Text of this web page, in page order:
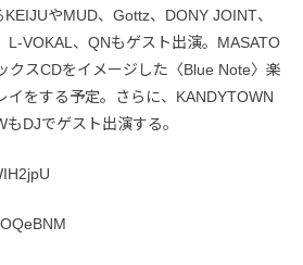
やMUD、Gottz、DONY JOINT、
L-VOKAL、QNもゲスト出演。MASATO
クスCDをイメージした〈Blue Note〉楽
イをする予定。さらに、KANDYTOWN
DJでゲスト出演する。